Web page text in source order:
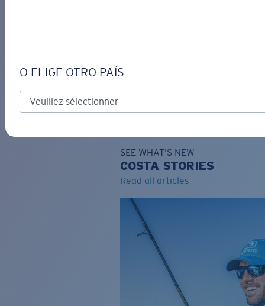
GRAVURE
Costa Stories
SEE WHAT'S NEW
COSTA STORIES
Read all articles
O ELIGE OTRO PAÍS